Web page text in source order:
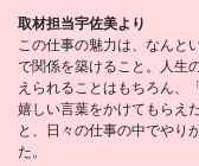
取材担当宇佐美より
この仕事の魅力は、なんと
で関係を築けること。人生
えられることはもちろん、
嬉しい言葉をかけてもらえ
と、日々の仕事の中でやり
た。